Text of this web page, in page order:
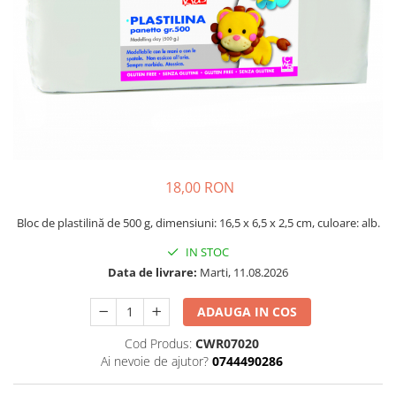
Biciclete si Triciclete
Biciclete
Accesorii
Amenajări camere senzoriale
Oferte pentru Camere Senzoriale
Cuburi și cărămizi
Instrumente muzicale
18,00 RON
Bloc de plastilină de 500 g, dimensiuni: 16,5 x 6,5 x 2,5 cm, culoare: alb.
IN STOC
Data de livrare: Marti, 11.08.2026
ADAUGA IN COS
Cod Produs: CWR07020
Ai nevoie de ajutor? 0744490286